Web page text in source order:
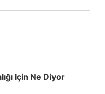
Için Ne Diyor